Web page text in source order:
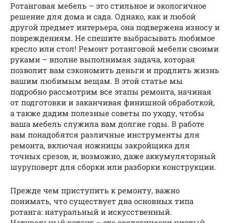
Ротанговая мебель – это стильное и экологичное
решение для дома и сада. Однако, как и любой
другой предмет интерьера, она подвержена износу и
повреждениям. Не спешите выбрасывать любимое
кресло или стол! Ремонт ротанговой мебели своими
руками – вполне выполнимая задача, которая
позволит вам сэкономить деньги и продлить жизнь
вашим любимым вещам. В этой статье мы
подробно рассмотрим все этапы ремонта, начиная
от подготовки и заканчивая финишной обработкой,
а также дадим полезные советы по уходу, чтобы
ваша мебель служила вам долгие годы. В работе
вам понадобятся различные инструменты для
ремонта, включая ножницы закройщика для
точных срезов, и, возможно, даже аккумуляторный
шуруповерт для сборки или разборки конструкции.
Прежде чем приступить к ремонту, важно
понимать, что существует два основных типа
ротанга: натуральный и искусственный.